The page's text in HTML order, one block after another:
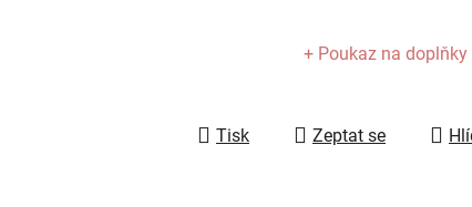
+ Poukaz na
Tisk Zeptat se